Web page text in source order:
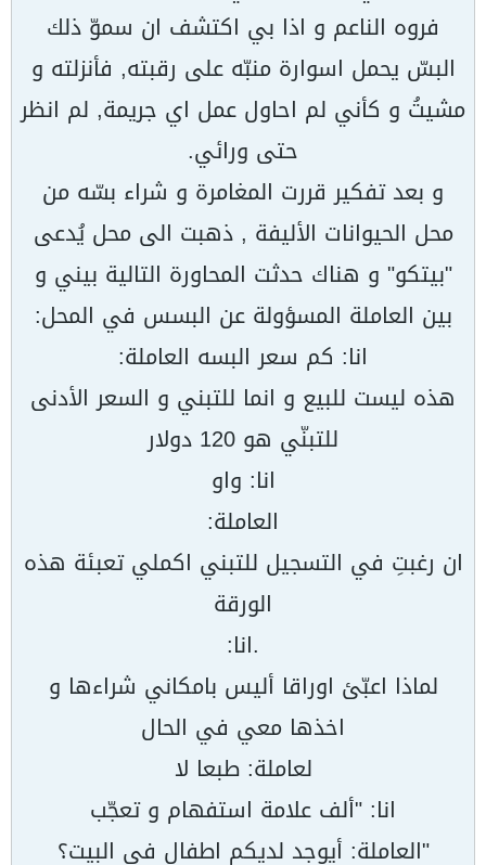
فروه الناعم و اذا بي اكتشف ان سموّ ذلك
البسّ يحمل اسوارة منبّه على رقبته, فأنزلته و
مشيتُ و كأني لم احاول عمل اي جريمة, لم انظر
حتى ورائي.
و بعد تفكير قررت المغامرة و شراء بسّه من
محل الحيوانات الأليفة , ذهبت الى محل يُدعى
"بيتكو" و هناك حدثت المحاورة التالية بيني و
بين العاملة المسؤولة عن البسس في المحل:
انا: كم سعر البسه العاملة:
هذه ليست للبيع و انما للتبني و السعر الأدنى
للتبنّي هو 120 دولار
انا: واو
العاملة:
ان رغبتِ في التسجيل للتبني اكملي تعبئة هذه
الورقة
.انا:
لماذا اعبّئ اوراقا أليس بامكاني شراءها و
اخذها معي في الحال
لعاملة: طبعا لا
انا: "ألف علامة استفهام و تعجّب
"العاملة: أيوجد لديكم اطفال في البيت؟